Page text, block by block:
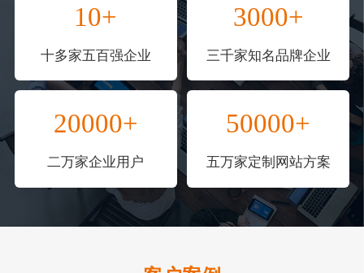
10+
十多家五百强企业
3000+
三千家知名品牌企业
20000+
二万家企业用户
50000+
五万家定制网站方案